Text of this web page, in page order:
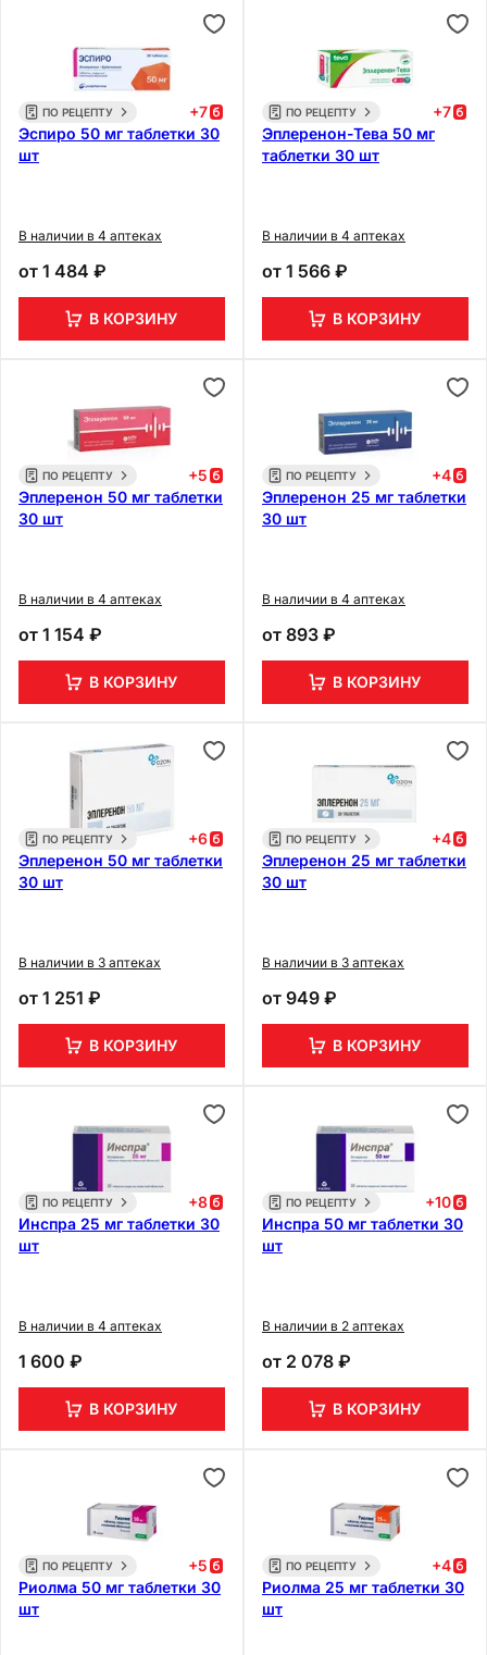
ПО РЕЦЕПТУ +7
Эспиро 50 мг таблетки 30
шт
В наличии в 4 аптеках
от 1 484 ₽
В КОРЗИНУ
ПО РЕЦЕПТУ +7
Эплеренон-Тева 50 мг
таблетки 30 шт
В наличии в 4 аптеках
от 1 566 ₽
В КОРЗИНУ
ПО РЕЦЕПТУ +5
Эплеренон 50 мг таблетки
30 шт
В наличии в 4 аптеках
от 1 154 ₽
В КОРЗИНУ
ПО РЕЦЕПТУ +4
Эплеренон 25 мг таблетки
30 шт
В наличии в 4 аптеках
от 893 ₽
В КОРЗИНУ
ПО РЕЦЕПТУ +6
Эплеренон 50 мг таблетки
30 шт
В наличии в 3 аптеках
от 1 251 ₽
В КОРЗИНУ
ПО РЕЦЕПТУ +4
Эплеренон 25 мг таблетки
30 шт
В наличии в 3 аптеках
от 949 ₽
В КОРЗИНУ
ПО РЕЦЕПТУ +8
Инспра 25 мг таблетки 30
шт
В наличии в 4 аптеках
1 600 ₽
В КОРЗИНУ
ПО РЕЦЕПТУ +10
Инспра 50 мг таблетки 30
шт
В наличии в 2 аптеках
от 2 078 ₽
В КОРЗИНУ
ПО РЕЦЕПТУ +5
Риолма 50 мг таблетки 30
шт
ПО РЕЦЕПТУ +4
Риолма 25 мг таблетки 30
шт